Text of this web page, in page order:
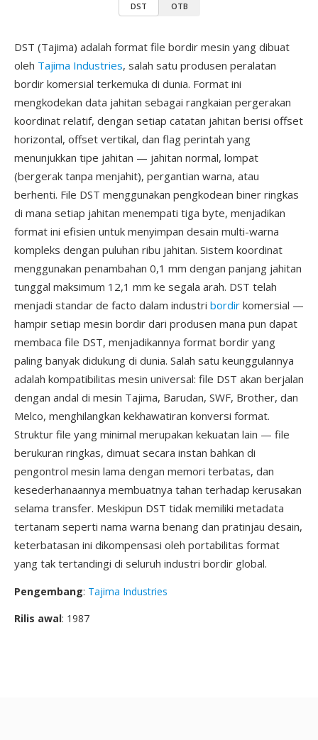
DST OTB
DST (Tajima) adalah format file bordir mesin yang dibuat
oleh Tajima Industries, salah satu produsen peralatan
bordir komersial terkemuka di dunia. Format ini
mengkodekan data jahitan sebagai rangkaian pergerakan
koordinat relatif, dengan setiap catatan jahitan berisi offset
horizontal, offset vertikal, dan flag perintah yang
menunjukkan tipe jahitan — jahitan normal, lompat
(bergerak tanpa menjahit), pergantian warna, atau
berhenti. File DST menggunakan pengkodean biner ringkas
di mana setiap jahitan menempati tiga byte, menjadikan
format ini efisien untuk menyimpan desain multi-warna
kompleks dengan puluhan ribu jahitan. Sistem koordinat
menggunakan penambahan 0,1 mm dengan panjang jahitan
tunggal maksimum 12,1 mm ke segala arah. DST telah
menjadi standar de facto dalam industri bordir komersial —
hampir setiap mesin bordir dari produsen mana pun dapat
membaca file DST, menjadikannya format bordir yang
paling banyak didukung di dunia. Salah satu keunggulannya
adalah kompatibilitas mesin universal: file DST akan berjalan
dengan andal di mesin Tajima, Barudan, SWF, Brother, dan
Melco, menghilangkan kekhawatiran konversi format.
Struktur file yang minimal merupakan kekuatan lain — file
berukuran ringkas, dimuat secara instan bahkan di
pengontrol mesin lama dengan memori terbatas, dan
kesederhanaannya membuatnya tahan terhadap kerusakan
selama transfer. Meskipun DST tidak memiliki metadata
tertanam seperti nama warna benang dan pratinjau desain,
keterbatasan ini dikompensasi oleh portabilitas format
yang tak tertandingi di seluruh industri bordir global.
Pengembang: Tajima Industries
Rilis awal: 1987